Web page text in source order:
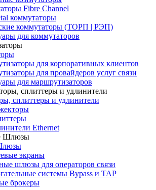
Fibre Channel
коммутаторы
коммутаторы (ТОРП | РЭП)
для коммутаторов
для корпоративных клиентов
для провайдеров услуг связи
для маршрутизаторов
сплиттеры и удлинители
Ethernet
экраны
шлюзы для операторов связи
системы Bypass и TAP
брокеры